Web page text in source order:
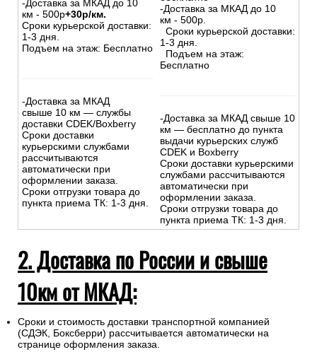
-Доставка за МКАД до 10
км - 500р+30р/км.
Сроки курьерской доставки:
1-3 дня.
Подъем на этаж: Бесплатно
-Доставка за МКАД
свыше 10 км — службы
доставки CDEK/Boxberry
Сроки доставки
курьерскими службами
рассчитываются
автоматически при
оформлении заказа.
Сроки отгрузки товара до
пункта приема ТК: 1-3 дня.
-Доставка за МКАД до 10
км - 500р.
Сроки курьерской доставки:
1-3 дня.
Подъем на этаж:
Бесплатно
-Доставка за МКАД свыше 10
км — бесплатно до пункта
выдачи курьерских служб
CDEK и Boxberry
Сроки доставки курьерскими
службами рассчитываются
автоматически при
оформлении заказа.
Сроки отгрузки товара до
пункта приема ТК: 1-3 дня.
2. Доставка по России и свыше
10км от МКАД:
Сроки и стоимость доставки транспортной компанией
(СДЭК, Боксберри) рассчитывается автоматически на
странице оформления заказа.